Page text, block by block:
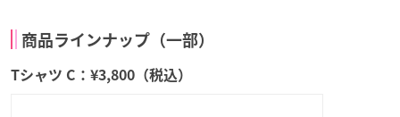
商品ラインナップ（一部）
Tシャツ C：¥3,800（税込）